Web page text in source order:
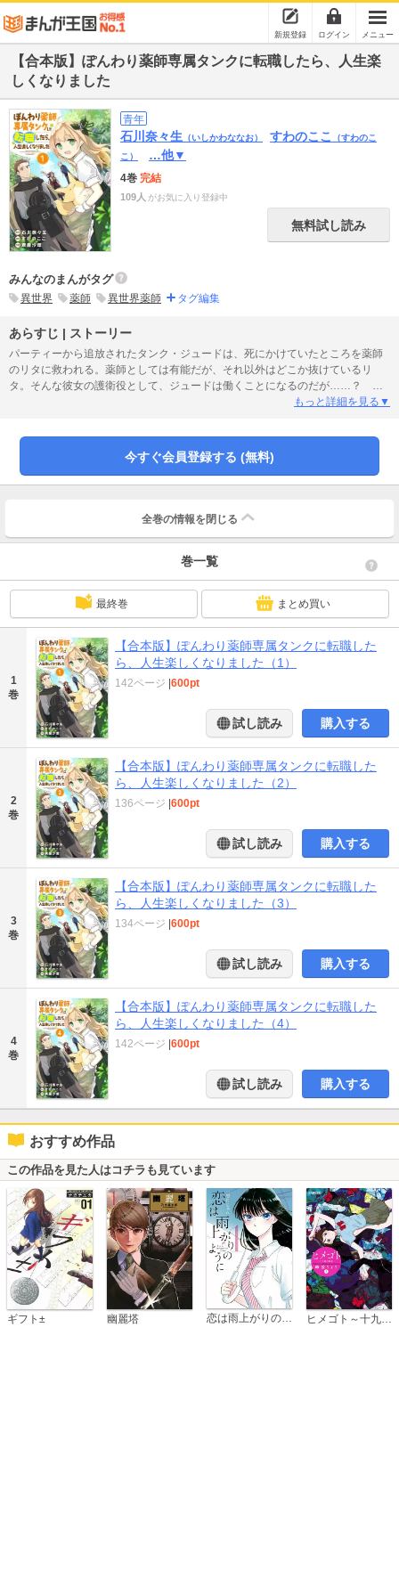
新規登録 ログイン メニュー
【合本版】ぽんわり薬師専属タンクに転職したら、人生楽
しくなりました
青年
石川奈々生 （いしかわななお） すわのここ
（すわのこ
こ）
…他▼
4巻 完結
109人 がお気に入り登録中
無料試し読み
みんなのまんがタグ
異世界 薬師 異世界薬師 タグ編集
あらすじ | ストーリー
パーティーから追放されたタンク・ジュードは、死にかけていたところを薬師
のリタに救われる。薬師としては有能だが、それ以外はどこか抜けているリ
タ。そんな彼女の護衛役として、ジュードは働くことになるのだが……？ 大
人気異世界ファンタジーをコミカライズ！【本作品は『ぽんわり薬師専属タン
もっと詳細を見る▼
今すぐ会員登録する (無料)
全巻の情報を 閉じる
巻一覧
最終巻 まとめ買い
1
巻
【合本版】ぽんわり薬師専属タンクに転職した
ら、人生楽しくなりました（1）
142ページ |600pt
試し読み 購入する
2
巻
【合本版】ぽんわり薬師専属タンクに転職した
ら、人生楽しくなりました（2）
136ページ |600pt
試し読み 購入する
3
巻
【合本版】ぽんわり薬師専属タンクに転職した
ら、人生楽しくなりました（3）
134ページ |600pt
試し読み 購入する
4
巻
【合本版】ぽんわり薬師専属タンクに転職した
ら、人生楽しくなりました（4）
142ページ |600pt
試し読み 購入する
おすすめ作品
この作品を見た人はコチラも見ています
ギフト± 幽麗塔 恋は雨上がりのように